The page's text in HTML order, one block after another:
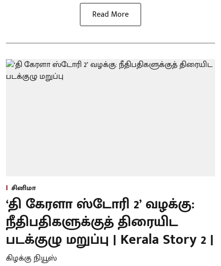
Read More
சினிமா
‘தி கேரளா ஸ்டோரி 2’ வழக்கு:
நீதிபதிகளுக்குத் திரையிட
படக்குழு மறுப்பு | Kerala Story 2 |
கிழக்கு நியூஸ்